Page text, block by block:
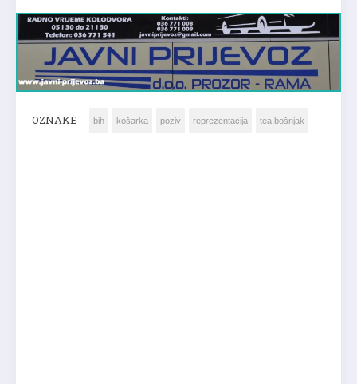
OZNAKE bih košarka poziv reprezentacija tea bošnjak